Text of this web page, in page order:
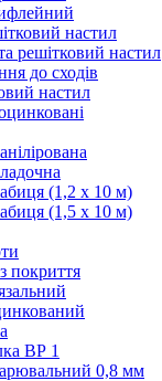
настил
решітковий настил
до сходів
настил
(1,2 x 10 м)
(1,5 x 10 м)
покриття
ВР 1
0,8 мм